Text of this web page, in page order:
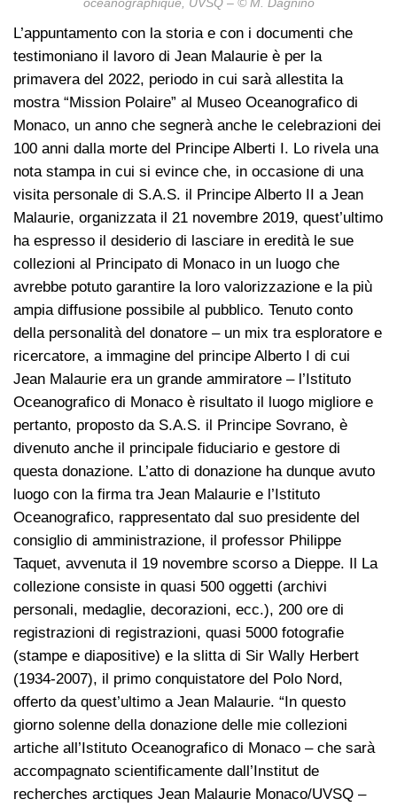
océanographique, UVSQ – © M. Dagnino
L’appuntamento con la storia e con i documenti che
testimoniano il lavoro di Jean Malaurie è per la
primavera del 2022, periodo in cui sarà allestita la
mostra “Mission Polaire” al Museo Oceanografico di
Monaco, un anno che segnerà anche le celebrazioni dei
100 anni dalla morte del Principe Alberti I. Lo rivela una
nota stampa in cui si evince che, in occasione di una
visita personale di S.A.S. il Principe Alberto II a Jean
Malaurie, organizzata il 21 novembre 2019, quest’ultimo
ha espresso il desiderio di lasciare in eredità le sue
collezioni al Principato di Monaco in un luogo che
avrebbe potuto garantire la loro valorizzazione e la più
ampia diffusione possibile al pubblico. Tenuto conto
della personalità del donatore – un mix tra esploratore e
ricercatore, a immagine del principe Alberto I di cui
Jean Malaurie era un grande ammiratore – l’Istituto
Oceanografico di Monaco è risultato il luogo migliore e
pertanto, proposto da S.A.S. il Principe Sovrano, è
divenuto anche il principale fiduciario e gestore di
questa donazione. L’atto di donazione ha dunque avuto
luogo con la firma tra Jean Malaurie e l’Istituto
Oceanografico, rappresentato dal suo presidente del
consiglio di amministrazione, il professor Philippe
Taquet, avvenuta il 19 novembre scorso a Dieppe. Il La
collezione consiste in quasi 500 oggetti (archivi
personali, medaglie, decorazioni, ecc.), 200 ore di
registrazioni di registrazioni, quasi 5000 fotografie
(stampe e diapositive) e la slitta di Sir Wally Herbert
(1934-2007), il primo conquistatore del Polo Nord,
offerto da quest’ultimo a Jean Malaurie. “In questo
giorno solenne della donazione delle mie collezioni
artiche all’Istituto Oceanografico di Monaco – che sarà
accompagnato scientificamente dall’Institut de
recherches arctiques Jean Malaurie Monaco/UVSQ –